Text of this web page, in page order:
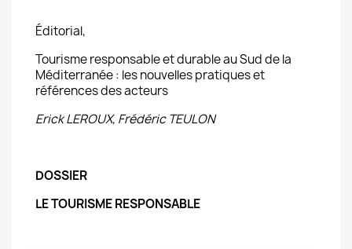
Éditorial,
Tourisme responsable et durable au Sud de la
Méditerranée : les nouvelles pratiques et
références des acteurs
Erick LEROUX, Frédéric TEULON
DOSSIER
LE TOURISME RESPONSABLE